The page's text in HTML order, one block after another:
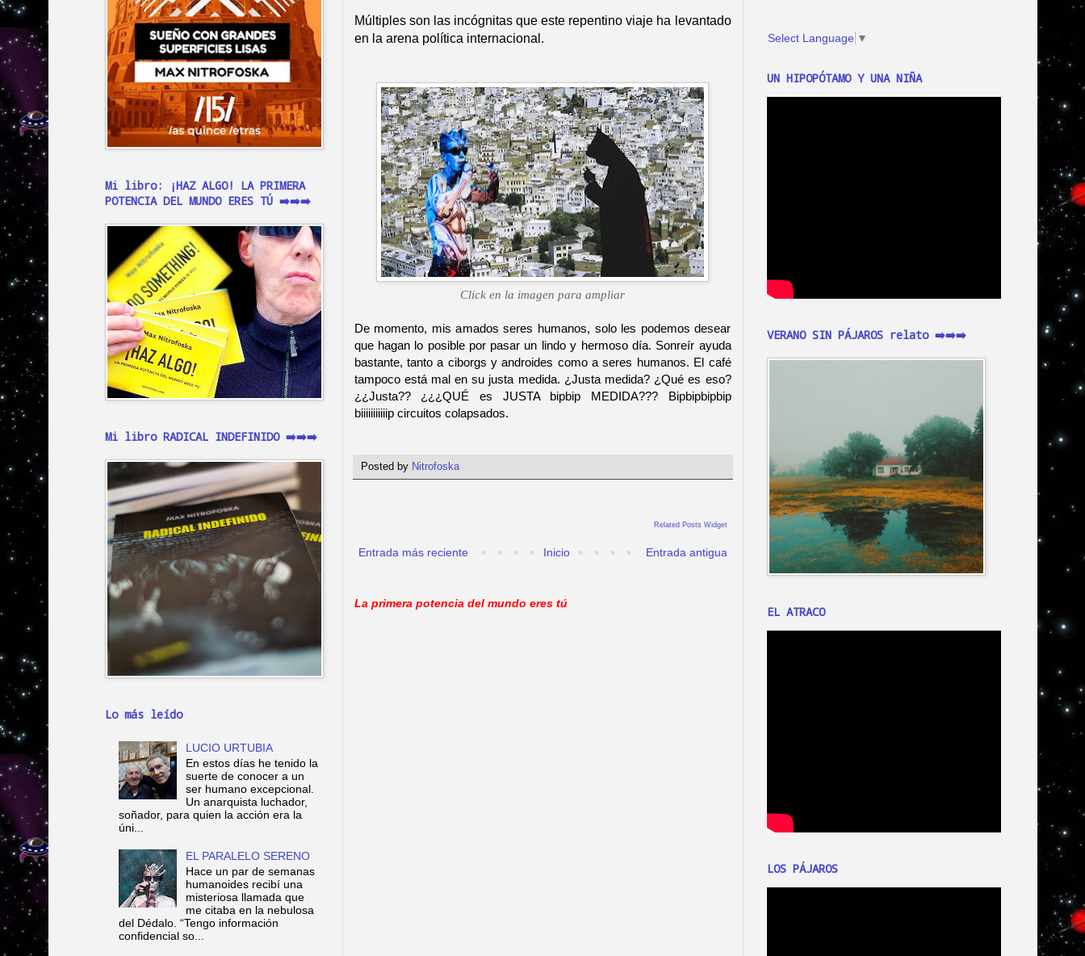
Múltiples son las incógnitas que este repentino viaje ha levantado
en la arena política internacional.
Click en la imagen para ampliar
De momento, mis amados seres humanos, solo les podemos desear
que hagan lo posible por pasar un lindo y hermoso día. Sonreír ayuda
bastante, tanto a ciborgs y androides como a seres humanos. El café
tampoco está mal en su justa medida. ¿Justa medida? ¿Qué es eso?
¿¿Justa?? ¿¿¿QUÉ es JUSTA bipbip MEDIDA??? Bipbipbipbip
biiiiiiiiiiip circuitos colapsados.
Posted by Nitrofoska
Related Posts Widget
Entrada más reciente Entrada antigua
Inicio
La primera potencia del mundo eres tú
Mi libro: ¡HAZ ALGO! LA PRIMERA
POTENCIA DEL MUNDO ERES TÚ ➡️➡️➡️
Mi libro RADICAL INDEFINIDO ➡️➡️➡️
Lo más leído
LUCIO URTUBIA
En estos días he tenido la
suerte de conocer a un
ser humano excepcional.
Un anarquista luchador,
soñador, para quien la acción era la
úni...
EL PARALELO SERENO
Hace un par de semanas
humanoides recibí una
misteriosa llamada que
me citaba en la nebulosa
del Dédalo. “Tengo información
confidencial so...
Select Language ▼
UN HIPOPÓTAMO Y UNA NIÑA
VERANO SIN PÁJAROS relato ➡️➡️➡️
EL ATRACO
LOS PÁJAROS